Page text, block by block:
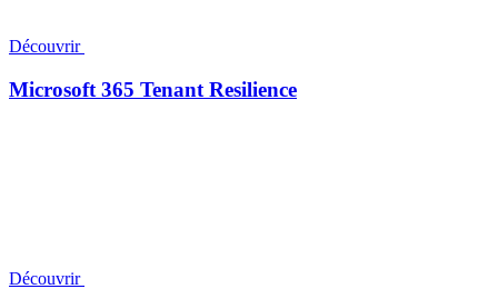
Découvrir
Microsoft 365 Tenant Resilience
Découvrir